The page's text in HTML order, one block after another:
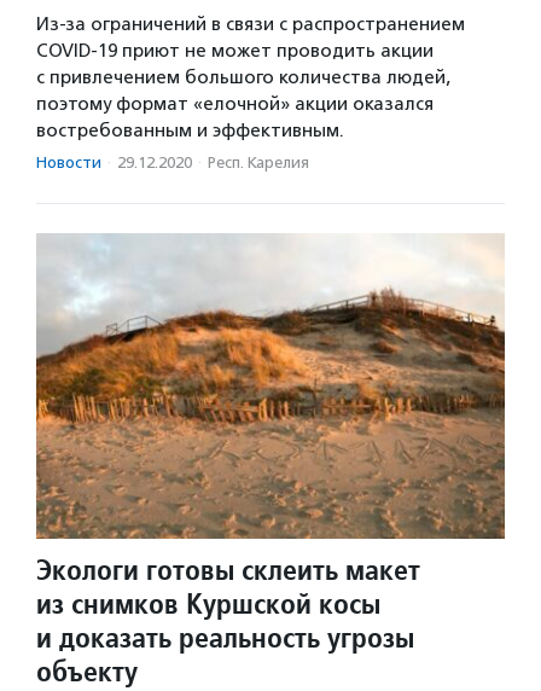
Из-за ограничений в связи с распространением
COVID-19 приют не может проводить акции
с привлечением большого количества людей,
поэтому формат «елочной» акции оказался
востребованным и эффективным.
Новости · 29.12.2020 · Респ. Карелия
Экологи готовы склеить макет
из снимков Куршской косы
и доказать реальность угрозы
объекту